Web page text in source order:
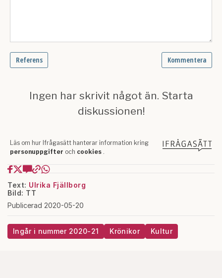
Text: Ulrika Fjällborg
Bild: TT
Publicerad 2020-05-20
Ingår i nummer 2020-21 Krönikor Kultur